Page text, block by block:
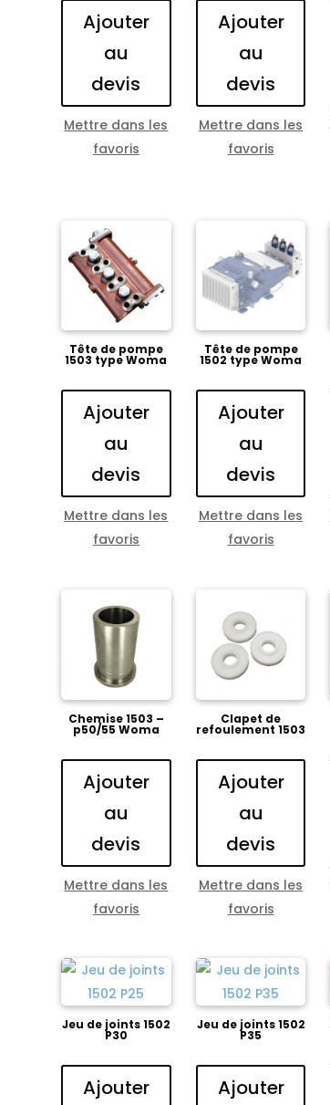
Ajouter
au
devis
Mettre dans les
favoris
Ajouter
au
devis
Mettre dans les
favoris
Tête de pompe
1503 type Woma
Ajouter
au
devis
Mettre dans les
favoris
Tête de pompe
1502 type Woma
Ajouter
au
devis
Mettre dans les
favoris
Chemise 1503 –
p50/55 Woma
Ajouter
au
devis
Mettre dans les
favoris
Clapet de
refoulement 1503
Ajouter
au
devis
Mettre dans les
favoris
Jeu de joints 1502
P30
Ajouter
Jeu de joints 1502
P35
Ajouter